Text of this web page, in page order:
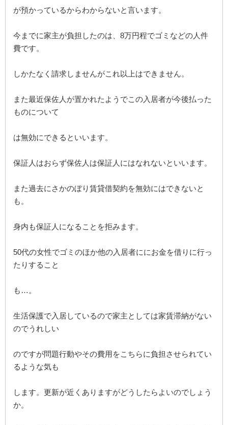
が預かっているからわからないと言います。
今までに家主が負担したのは、8万円程でゴミなどの人件
費です。
しかたなく請求しませんがこれ以上はできません。
また最近保佐人が置かれたようでこの入居者が今後払った
ものについて
は無効にできるといいます。
保証人はおらず保佐人は保証人にはなれないといいます。
また過去にさかのぼり賃貸借契約を無効にはできないと
も。
身内も保証人になることを拒みます。
50代の女性でゴミのほか他の入居者ににお金を借りに行っ
たりすること
も…。
生活保護で入居しているので家主としては家賃滞納がない
のでうれしい
のですが問題行動やその費用をこちらに負担させられてい
るような気も
します。更新が近くありますがどうしたらよいのでしょう
か。